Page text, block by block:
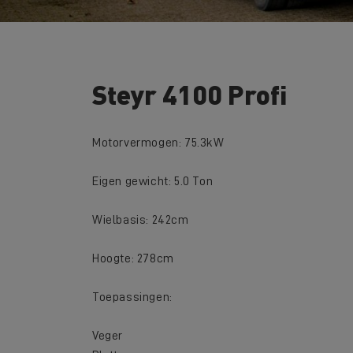
Steyr 4100 Profi
Motorvermogen: 75.3kW
Eigen gewicht: 5.0 Ton
Wielbasis: 242cm
Hoogte: 278cm
Toepassingen:
Veger